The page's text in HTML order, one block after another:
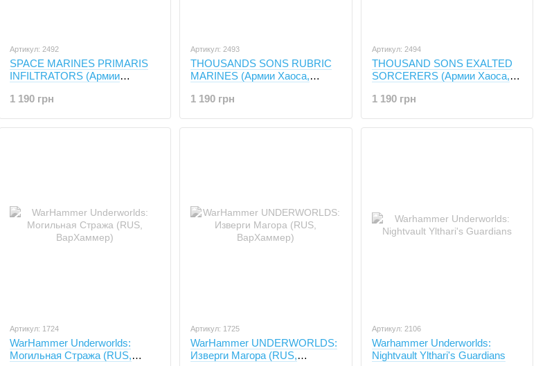
Артикул: 2492
SPACE MARINES PRIMARIS
INFILTRATORS (Армии
10 миниатюр)
1 190 грн
Артикул: 2493
THOUSANDS SONS RUBRIC
MARINES (Армии Хаоса,
1 190 грн
Артикул: 2494
THOUSAND SONS EXALTED
SORCERERS (Армии Хаоса,
миниатюры)
1 190 грн
Артикул: 1724
WarHammer Underworlds:
Могильная Стража (RUS,
Артикул: 1725
WarHammer UNDERWORLDS:
Изверги Магора (RUS,
Артикул: 2106
Warhammer Underworlds:
Nightvault Ylthari's Guardians